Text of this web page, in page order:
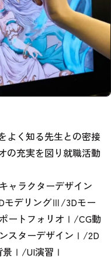
よく知る先生との密接
の充実を図り就職活動
ラクターデザイン
デリングⅢ/3Dモー
ートフォリオⅠ/CG動
スターデザインⅠ/2D
景Ⅰ/UI演習Ⅰ